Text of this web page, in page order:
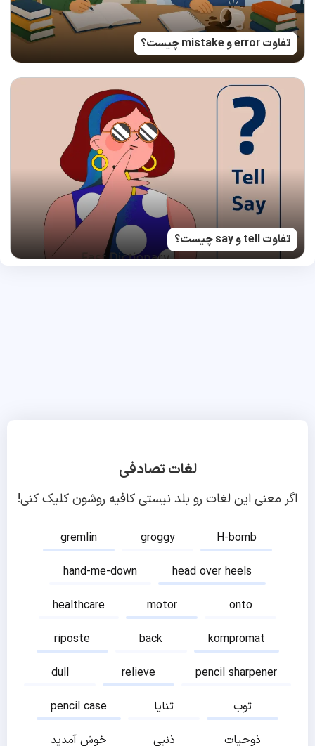
تفاوت error و mistake چیست؟
تفاوت tell و say چیست؟
لغات تصادفی
اگر معنی این لغات رو بلد نیستی کافیه روشون کلیک کنی!
gremlin groggy
H-bomb
hand-me-down
head over heels
healthcare
motor
onto
riposte
back
kompromat
dull
relieve
pencil sharpener
pencil case
ثنایا
ثوب
خوش آمدید
ذنبی
ذوحیات